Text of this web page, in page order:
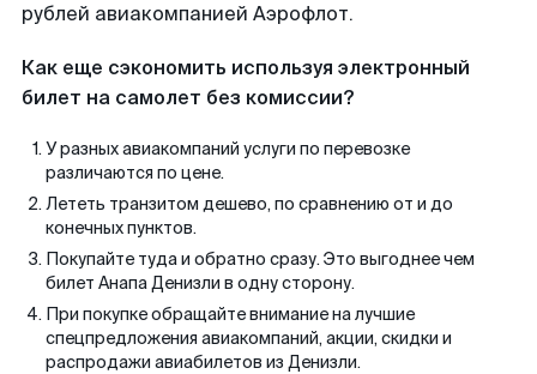
рублей авиакомпанией Аэрофлот.
Как еще сэкономить используя электронный
билет на самолет без комиссии?
У разных авиакомпаний услуги по перевозке
различаются по цене.
Лететь транзитом дешево, по сравнению от и до
конечных пунктов.
Покупайте туда и обратно сразу. Это выгоднее чем
билет Анапа Денизли в одну сторону.
При покупке обращайте внимание на лучшие
спецпредложения авиакомпаний, акции, скидки и
распродажи авиабилетов из Денизли.